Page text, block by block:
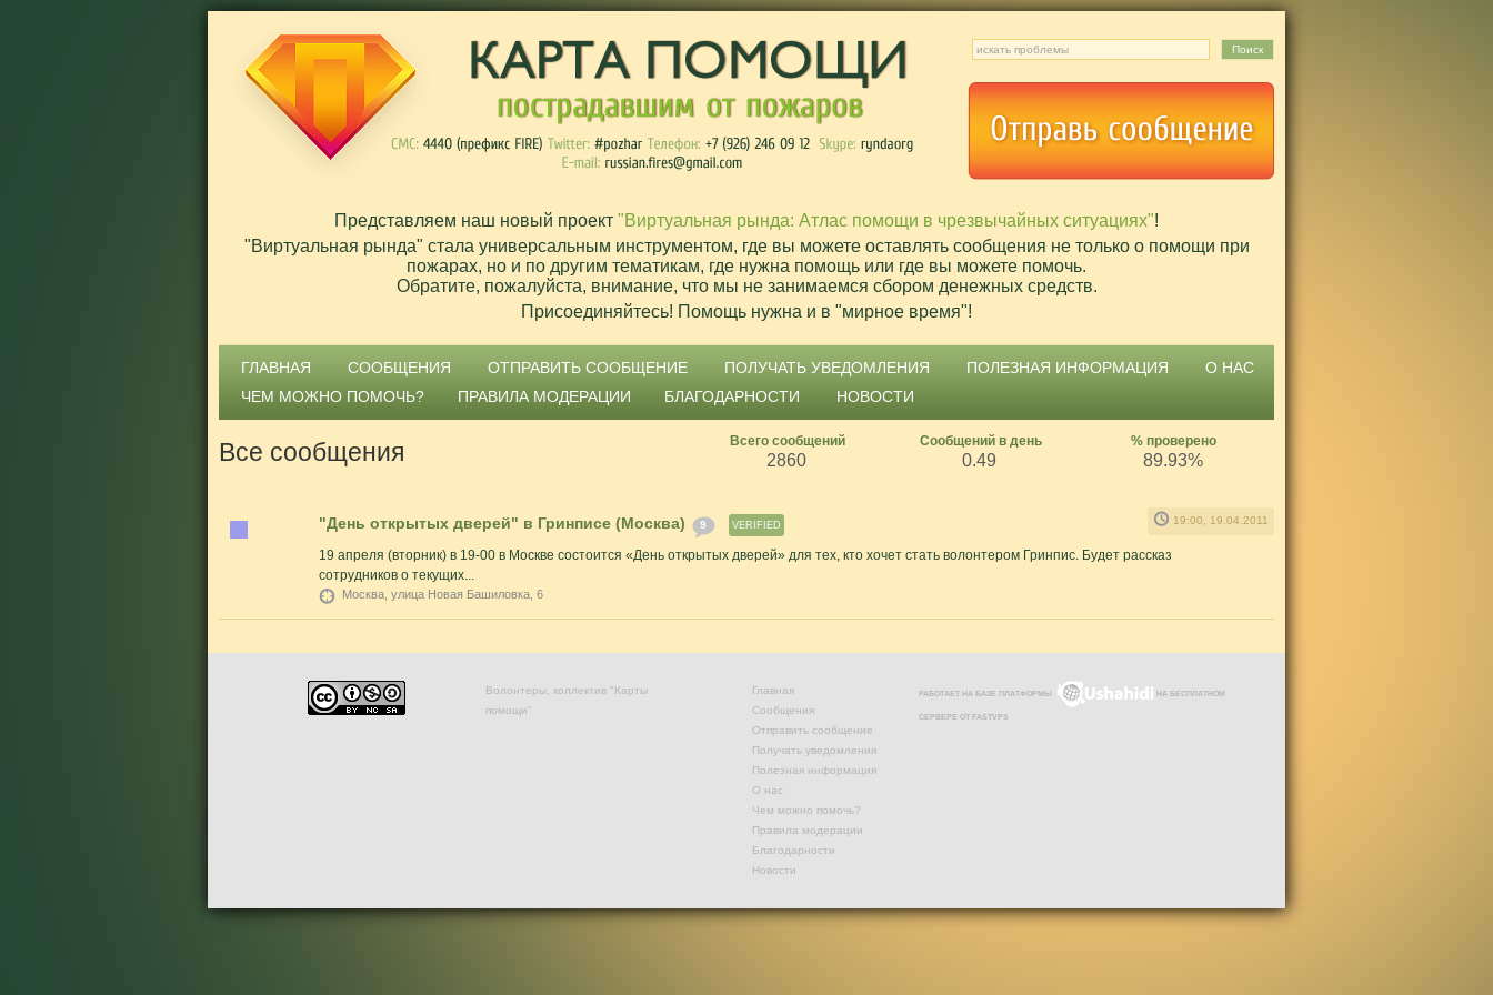
Представляем наш новый проект "Виртуальная рында: Атлас помощи в чрезвычайных ситуациях"!
"Виртуальная рында" стала универсальным инструментом, где вы можете оставлять сообщения не только о помощи при
пожарах, но и по другим тематикам, где нужна помощь или где вы можете помочь.
Обратите, пожалуйста, внимание, что мы не занимаемся сбором денежных средств.
Присоединяйтесь! Помощь нужна и в "мирное время"!
ГЛАВНАЯ СООБЩЕНИЯ ОТПРАВИТЬ СООБЩЕНИЕ ПОЛУЧАТЬ УВЕДОМЛЕНИЯ ПОЛЕЗНАЯ ИНФОРМАЦИЯ
О НАС
ЧЕМ МОЖНО ПОМОЧЬ?
ПРАВИЛА МОДЕРАЦИИ БЛАГОДАРНОСТИ НОВОСТИ
Всего сообщений Сообщений в день % проверено
2860 0.49 89.93%
Все сообщения
"День открытых дверей" в Гринписе (Москва) 9 VERIFIED 19:00, 19.04.2011
19 апреля (вторник) в 19-00 в Москве состоится «День открытых дверей» для тех, кто хочет стать волонтером Гринпис. Будет рассказ
сотрудников о текущих...
Москва, улица Новая Башиловка, 6
Волонтеры, коллектив "Карты
помощи"
Главная
Сообщения
Отправить сообщение
Получать уведомления
Полезная информация
О нас
Чем можно помочь?
Правила модерации
Благодарности
Новости
РАБОТАЕТ НА БАЗЕ ПЛАТФОРМЫ НА БЕСПЛАТНОМ
СЕРВЕРЕ ОТ FASTVPS